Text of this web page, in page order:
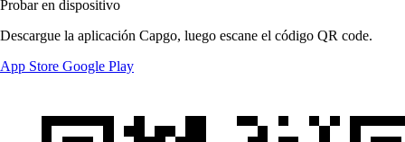
Probar en dispositivo
Descargue la aplicación Capgo, luego escane el código QR code.
App Store Google Play